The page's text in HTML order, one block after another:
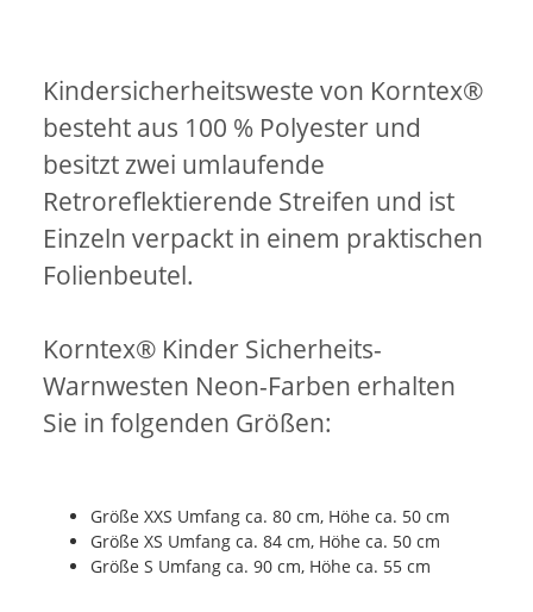
Kindersicherheitsweste von Korntex®
besteht aus 100 % Polyester und
besitzt zwei umlaufende
Retroreflektierende Streifen und ist
Einzeln verpackt in einem praktischen
Folienbeutel.
Korntex® Kinder Sicherheits-
Warnwesten Neon-Farben erhalten
Sie in folgenden Größen:
Größe XXS Umfang ca. 80 cm, Höhe ca. 50 cm
Größe XS Umfang ca. 84 cm, Höhe ca. 50 cm
Größe S Umfang ca. 90 cm, Höhe ca. 55 cm